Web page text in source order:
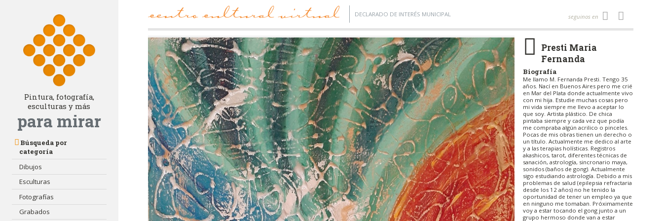
Pintura, fotografía,
esculturas y más
para mirar
Búsqueda por
categoría
Dibujos
Esculturas
Fotografías
Grabados
DECLARADO DE INTERÉS MUNICIPAL seguinos en
Presti Maria
Fernanda
Biografía
Me llamo M. Fernanda Presti. Tengo 35
años. Nací en Buenos Aires pero me crié
en Mar del Plata donde actualmente vivo
con mi hija. Estudie muchas cosas pero
mi vida siempre me llevo a aceptar lo
que soy. Artista plástico. De chica
pintaba siempre y cada vez que podía
me compraba algún acrilico o pinceles.
Pocas de mis obras tienen un derecho o
un título. Actualmente me dedico al arte
y a las terapias holísticas. Registros
akashicos, tarot, diferentes técnicas de
sanación, astrología, sincronario maya,
sonidos (baños de gong). Actualmente
sigo estudiando astrología. Debido a mis
problemas de salud (epilepsia refractaria
desde los 12 años) no he tenido la
oportunidad de tener un empleo ya que
en ninguno me tomaban. Próximamente
voy a estar tocando el gong junto a un
grupo hermoso donde van a estar